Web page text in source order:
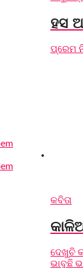
ହସ
ପ୍ରେମ
କବିତା
ଦେଖୁଚି
ଭାବୁଛି